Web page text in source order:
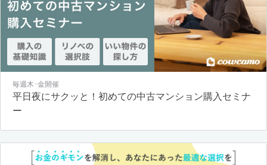
毎週木･金開催
平日夜にサクッと！初めての中古マンション購入セミナ
ー